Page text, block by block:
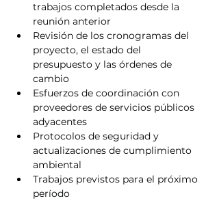
trabajos completados desde la
reunión anterior
Revisión de los cronogramas del
proyecto, el estado del
presupuesto y las órdenes de
cambio
Esfuerzos de coordinación con
proveedores de servicios públicos
adyacentes
Protocolos de seguridad y
actualizaciones de cumplimiento
ambiental
Trabajos previstos para el próximo
período